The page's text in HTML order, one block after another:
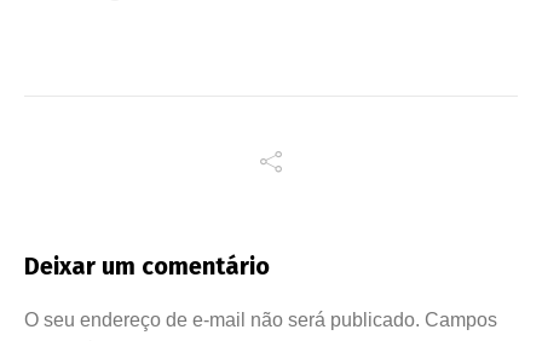
Deixar um comentário
O seu endereço de e-mail não será publicado. Campos